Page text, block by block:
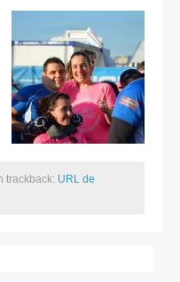
trackback: URL de